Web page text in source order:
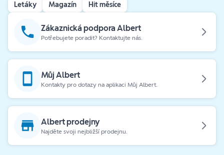
Letáky Magazín Hit měsíce
Zákaznická podpora Albert
Potřebujete poradit? Kontaktujte nás.
Můj Albert
Kontakty pro dotazy na aplikaci Můj Albert.
Albert prodejny
Najděte svoji nejbližší prodejnu.